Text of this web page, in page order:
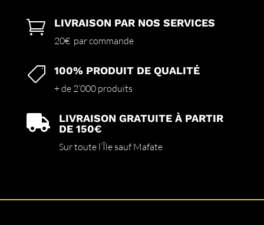
 LIVRAISON PAR NOS SERVICES
20€ par commande
 100% PRODUIT DE QUALITÉ
+ de 2’000 produits

LIVRAISON GRATUITE À PARTIR
DE 150€
Sur toute l’Île sauf Mafate